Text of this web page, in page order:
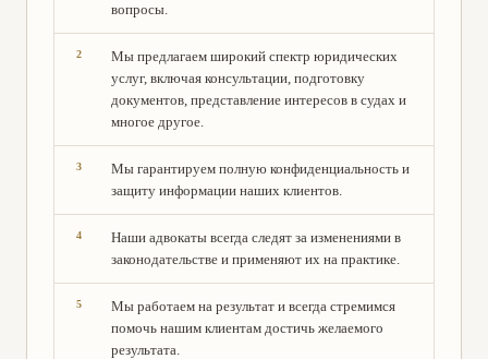
вопросы.
Мы предлагаем широкий спектр юридических
услуг, включая консультации, подготовку
документов, представление интересов в судах и
многое другое.
Мы гарантируем полную конфиденциальность и
защиту информации наших клиентов.
Наши адвокаты всегда следят за изменениями в
законодательстве и применяют их на практике.
Мы работаем на результат и всегда стремимся
помочь нашим клиентам достичь желаемого
результата.